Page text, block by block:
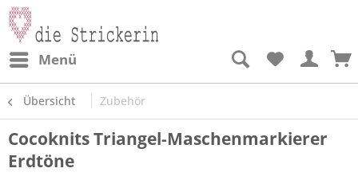
Menü
Übersicht Zubehör
Cocoknits Triangel-Maschenmarkierer
Erdtöne